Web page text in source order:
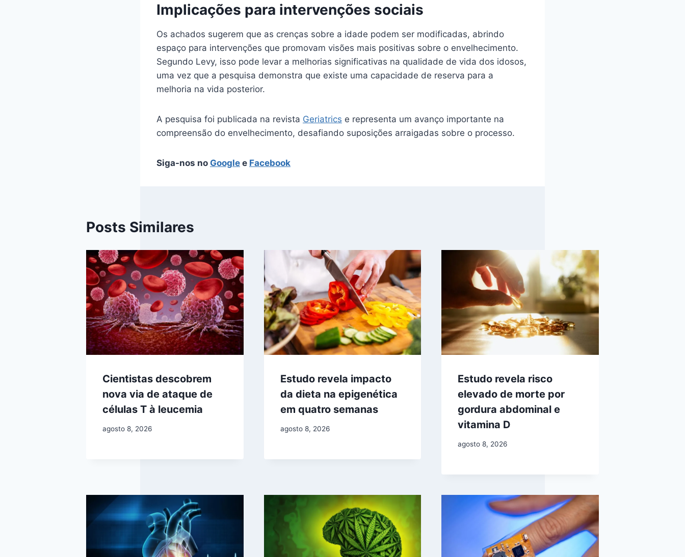
Implicações para intervenções sociais
Os achados sugerem que as crenças sobre a idade podem ser modificadas, abrindo
espaço para intervenções que promovam visões mais positivas sobre o envelhecimento.
Segundo Levy, isso pode levar a melhorias significativas na qualidade de vida dos idosos,
uma vez que a pesquisa demonstra que existe uma capacidade de reserva para a
melhoria na vida posterior.
A pesquisa foi publicada na revista Geriatrics e representa um avanço importante na
compreensão do envelhecimento, desafiando suposições arraigadas sobre o processo.
Siga-nos no Google e Facebook
Posts Similares
Cientistas descobrem
nova via de ataque de
células T à leucemia
agosto 8, 2026
Estudo revela impacto
da dieta na epigenética
em quatro semanas
agosto 8, 2026
Estudo revela risco
elevado de morte por
gordura abdominal e
vitamina D
agosto 8, 2026